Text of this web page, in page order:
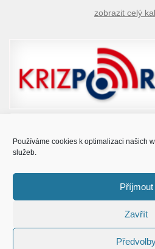
Používáme cookies k optimalizaci našich
služeb.
Příjmout
Zavřít
zobrazit celý
© Obec Prušánky